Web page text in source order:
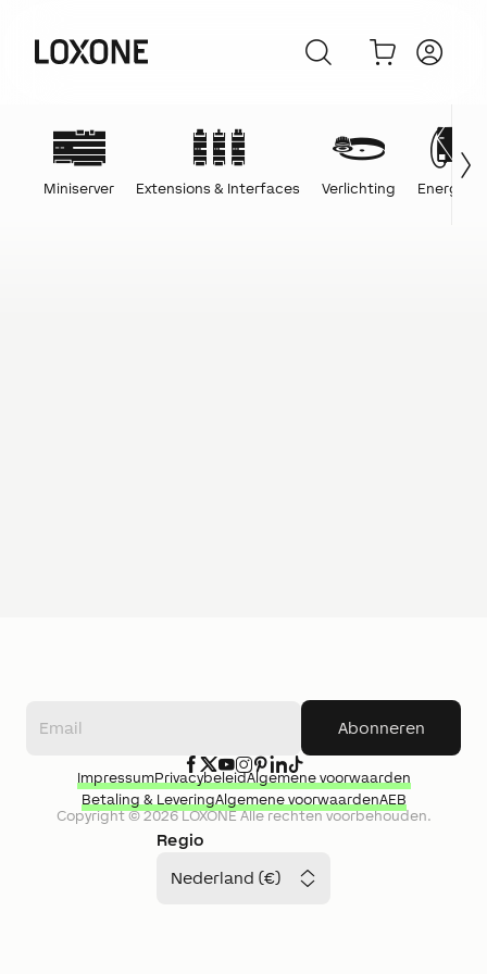
Miniserver Extensions & Interfaces Verlichting Energie
Abonneren
Regio
Nederland (€)
Copyright ©2026LOXONEAlle rechten voorbehouden.
ImpressumPrivacybeleidAlgemene voorwaarden
Betaling & LeveringAlgemene voorwaardenAEB